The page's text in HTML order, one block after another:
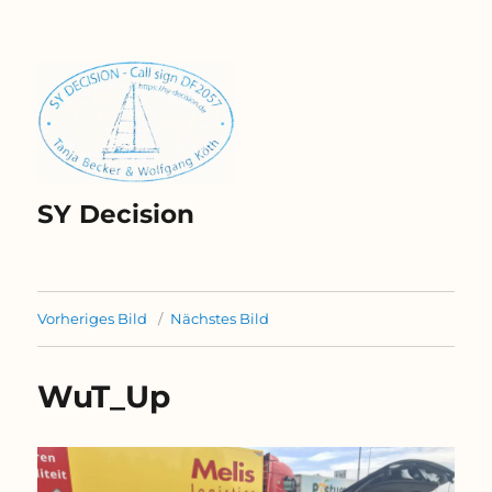
SY Decision
Vorheriges Bild Nächstes Bild
WuT_Up